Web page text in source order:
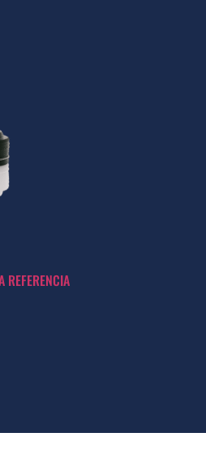
REFERENCIA